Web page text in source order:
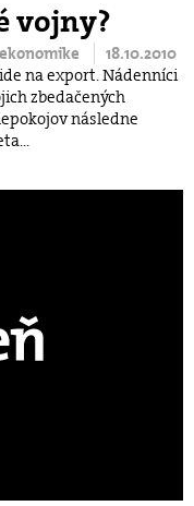
vojny?
18.10.2010
na export. Nádenníci
zbedačených
následne